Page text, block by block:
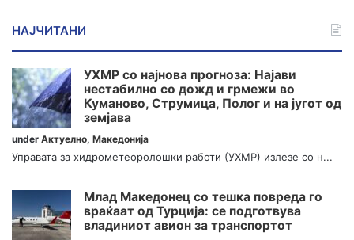
НАЈЧИТАНИ
УХМР со најнова прогноза: Најави
нестабилно со дожд и грмежи во
Куманово, Струмица, Полог и на југот од
земјава
under Актуелно, Македонија
Управата за хидрометеоролошки работи (УХМР) излезе со н...
Млад Македонец со тешка повреда го
враќаат од Турција: се подготвува
владиниот авион за транспортот